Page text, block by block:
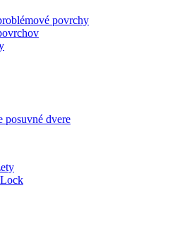
povrchy
posuvné dvere